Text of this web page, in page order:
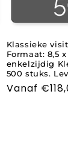
Klassieke
Formaat: 8,5
enkelzijdig
500 stuks.
Normale
Vanaf